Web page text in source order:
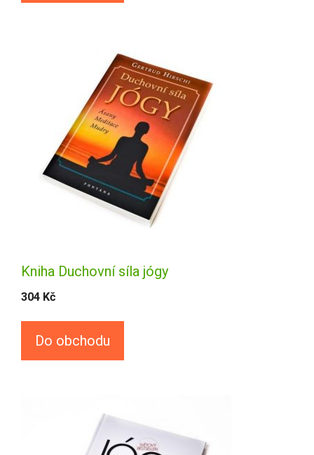
Kniha Duchovní síla jógy
304 Kč
Do obchodu